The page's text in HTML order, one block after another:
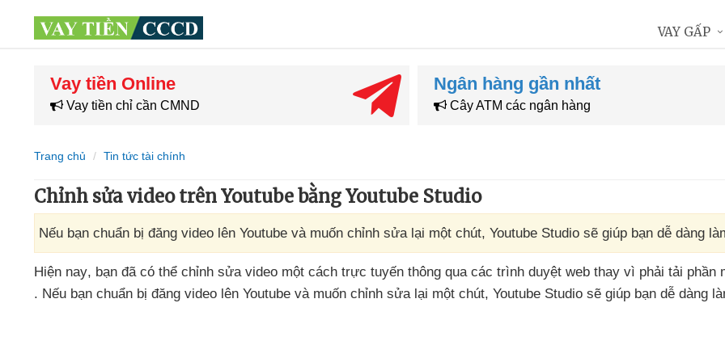
Vay tiền Online
Vay tiền chỉ cần CMND
Ngân hàng gần nhất
Cây ATM các ngân hàng
Trang chủ Tin tức tài chính
Chỉnh sửa video trên Youtube bằng Youtube Studio
Nếu bạn chuẩn bị đăng video lên Youtube và muốn chỉnh sửa lại một chút, Youtube Studio sẽ giúp bạn dễ dàng
Hiện nay, bạn đã có thể chỉnh sửa video một cách trực tuyến thông qua các trình duyệt web thay vì phải tải phần
. Nếu bạn chuẩn bị đăng video lên Youtube và muốn chỉnh sửa lại một chút, Youtube Studio sẽ giúp bạn dễ dàng
VAY GẤP